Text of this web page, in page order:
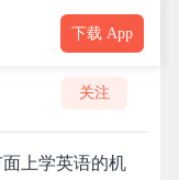
下载 App
关注
上学英语的机